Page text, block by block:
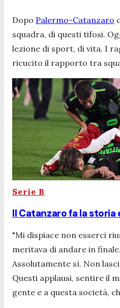
Dopo Palermo-Catanzaro
squadra, di questi tifosi.
lezione di sport, di vita. I
ricucito il rapporto tra
Serie B
Il Catanzaro fa la storia
"Mi dispiace non esserci
meritava di andare in
Assolutamente sì. Non
Questi applausi, sentire il
gente e a questa società,